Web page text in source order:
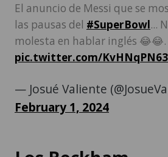
El anuncio de Messi que se
las pausas del #SuperBowl...
molesta en hablar inglés 😂😂.
pic.twitter.com/
— Josué Valiente
February 1, 2024